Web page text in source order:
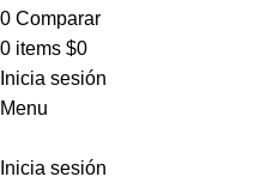
0 Comparar
0 items $0
Inicia sesión
Menu
Inicia sesión